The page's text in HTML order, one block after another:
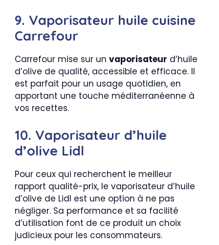
9. Vaporisateur huile cuisine
Carrefour
Carrefour mise sur un vaporisateur d’huile
d’olive de qualité, accessible et efficace. Il
est parfait pour un usage quotidien, en
apportant une touche méditerranéenne à
vos recettes.
10. Vaporisateur d’huile
d’olive Lidl
Pour ceux qui recherchent le meilleur
rapport qualité-prix, le vaporisateur d’huile
d’olive de Lidl est une option à ne pas
négliger. Sa performance et sa facilité
d’utilisation font de ce produit un choix
judicieux pour les consommateurs.